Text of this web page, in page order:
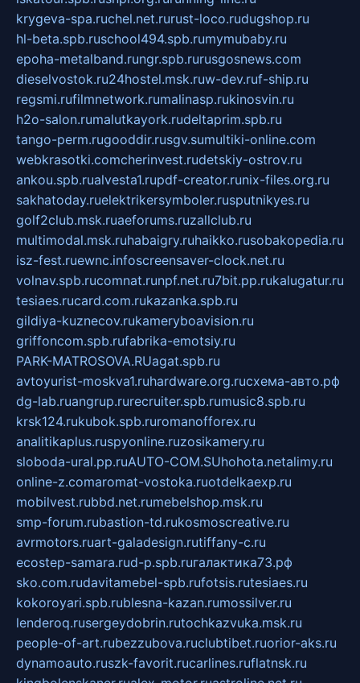
krygeva-spa.ruchel.net.rurust-loco.rudugshop.ru
hl-beta.spb.ruschool494.spb.rumymubaby.ru
epoha-metalband.rungr.spb.rurusgosnews.com
dieselvostok.ru24hostel.msk.ruw-dev.ruf-ship.ru
regsmi.rufilmnetwork.rumalinasp.rukinosvin.ru
h2o-salon.rumalutkayork.rudeltaprim.spb.ru
tango-perm.rugooddir.rusgv.sumultiki-online.com
webkrasotki.comcherinvest.rudetskiy-ostrov.ru
ankou.spb.rualvesta1.rupdf-creator.runix-files.org.ru
sakhatoday.ruelektrikersymboler.rusputnikyes.ru
golf2club.msk.ruaeforums.ruzallclub.ru
multimodal.msk.ruhabaigry.ruhaikko.rusobakopedia.ru
isz-fest.ruewnc.infoscreensaver-clock.net.ru
volnav.spb.rucomnat.runpf.net.ru7bit.pp.rukalugatur.ru
tesiaes.rucard.com.rukazanka.spb.ru
gildiya-kuznecov.rukameryboavision.ru
griffoncom.spb.rufabrika-emotsiy.ru
PARK-MATROSOVA.RUagat.spb.ru
avtoyurist-moskva1.ruhardware.org.ruсхема-авто.рф
dg-lab.ruangrup.rurecruiter.spb.rumusic8.spb.ru
krsk124.rukubok.spb.ruromanofforex.ru
analitikaplus.ruspyonline.ruzosikamery.ru
sloboda-ural.pp.ruAUTO-COM.SUhohota.netalimy.ru
online-z.comaromat-vostoka.ruotdelkaexp.ru
mobilvest.rubbd.net.rumebelshop.msk.ru
smp-forum.rubastion-td.rukosmoscreative.ru
avrmotors.ruart-galadesign.rutiffany-c.ru
ecostep-samara.rud-p.spb.ruгалактика73.рф
sko.com.rudavitamebel-spb.rufotsis.rutesiaes.ru
kokoroyari.spb.rublesna-kazan.rumossilver.ru
lenderoq.rusergeydobrin.rutochkazvuka.msk.ru
people-of-art.rubezzubova.ruclubtibet.ruorior-aks.ru
dynamoauto.ruszk-favorit.rucarlines.ruflatnsk.ru